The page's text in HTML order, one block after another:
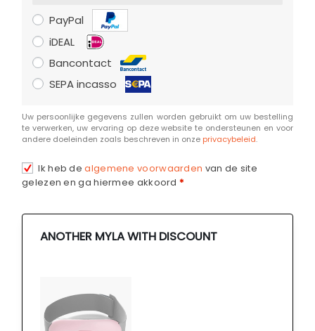
PayPal
iDEAL
Bancontact
SEPA incasso
Uw persoonlijke gegevens zullen worden gebruikt om uw bestelling
te verwerken, uw ervaring op deze website te ondersteunen en voor
andere doeleinden zoals beschreven in onze privacybeleid.
Ik heb dealgemene voorwaarden van de site
gelezen en ga hiermee akkoord *
ANOTHER MYLA WITH DISCOUNT